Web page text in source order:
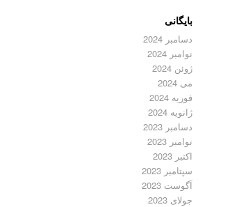
بایگانی
دسامبر 2024
نوامبر 2024
ژوئن 2024
می 2024
فوریه 2024
ژانویه 2024
دسامبر 2023
نوامبر 2023
اکتبر 2023
سپتامبر 2023
آگوست 2023
جولای 2023